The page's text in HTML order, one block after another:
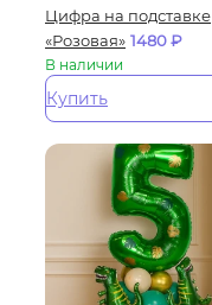
Цифра на подставке
«Розовая» 1480₽
В наличии
Купить